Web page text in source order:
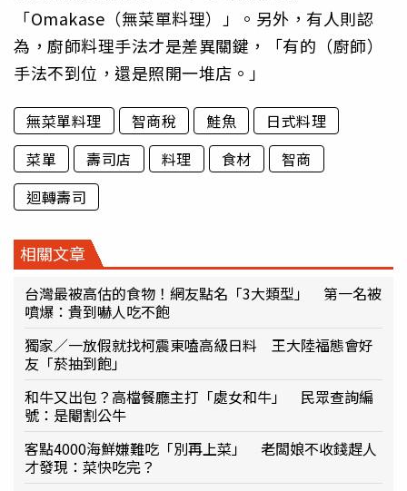
「Omakase（無菜單料理）」。另外，有人則認
為，廚師料理手法才是差異關鍵，「有的（廚師）
手法不到位，還是照開一堆店。」
無菜單料理 智商稅 鮭魚
日式料理
菜單
壽司店 料理 食材
智商
迴轉壽司
相關文章
台灣最被高估的食物！網友點名「3大類型」 第一名被
噴爆：貴到嚇人吃不飽
獨家／一放假就找柯震東嗑高級日料 王大陸福態會好
友「菸抽到飽」
和牛又出包？高檔餐廳主打「處女和牛」 民眾查詢編
號：是閹割公牛
客點4000海鮮嫌難吃「別再上菜」 老闆娘不收錢趕人
才發現：菜快吃完？